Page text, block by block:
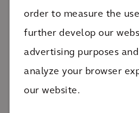
order to measure the
further develop our
advertising purposes
analyze your browser
our website.
Das Ergebnis
Das Ergebnis ist ein heller,
Kunden ihre ideale Zukunft